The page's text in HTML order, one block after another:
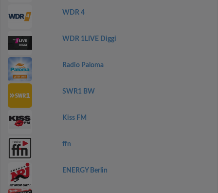
WDR 4
WDR 1LIVE Diggi
Radio Paloma
SWR1 BW
Kiss FM
ffn
ENERGY Berlin